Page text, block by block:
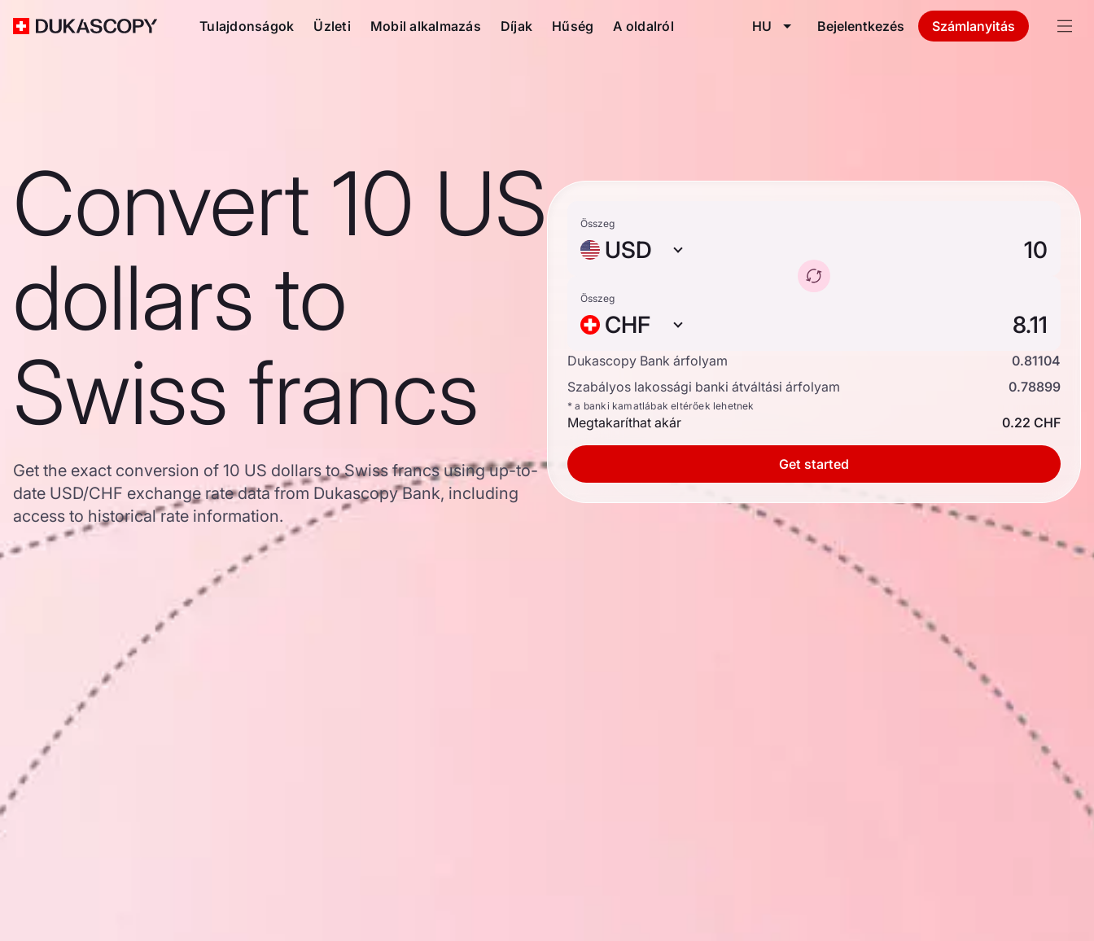
Tulajdonságok Üzleti Mobil alkalmazás Díjak Hűség A oldalról HU Bejelentkezés Számlanyitás
Convert 10 US
dollars to
Swiss francs
Get the exact conversion of 10 US dollars to Swiss francs using up-to-
date USD/CHF exchange rate data from Dukascopy Bank, including
access to historical rate information.
Összeg
USD
Összeg
CHF
Dukascopy Bank árfolyam
0.81104
Szabályos lakossági banki átváltási árfolyam
0.78899
* a banki kamatlábak eltérőek lehetnek
Megtakaríthat akár 0.22 CHF
Get started